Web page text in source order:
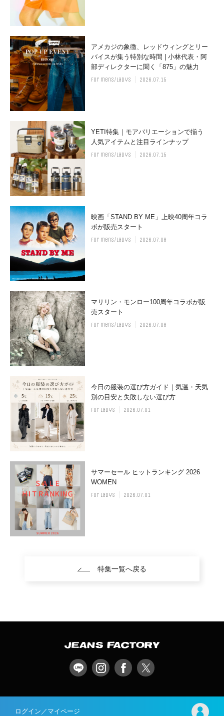
アメカジの象徴、レッドウィングとリー
バイスが集う特別な時間 | 小林代表・阿
部ディレクターに聞く「875」の魅力
for mens/ladys 2026.07.15
YETI特集｜モアバリエーションで揃う
人気アイテムと注目ラインナップ
for mens/ladys 2026.07.15
映画「STAND BY ME」上映40周年コラ
ボが販売スタート
for mens/ladys 2026.07.08
マリリン・モンロー100周年コラボが販
売スタート
for mens/ladys 2026.07.08
今日の服装の選び方ガイド｜気温・天気
別の目安と失敗しない選び方
for ladys 2026.07.01
サマーセール ヒットランキング 2026
WOMEN
for ladys 2026.07.01
特集一覧へ戻る
ログイン／マイページ